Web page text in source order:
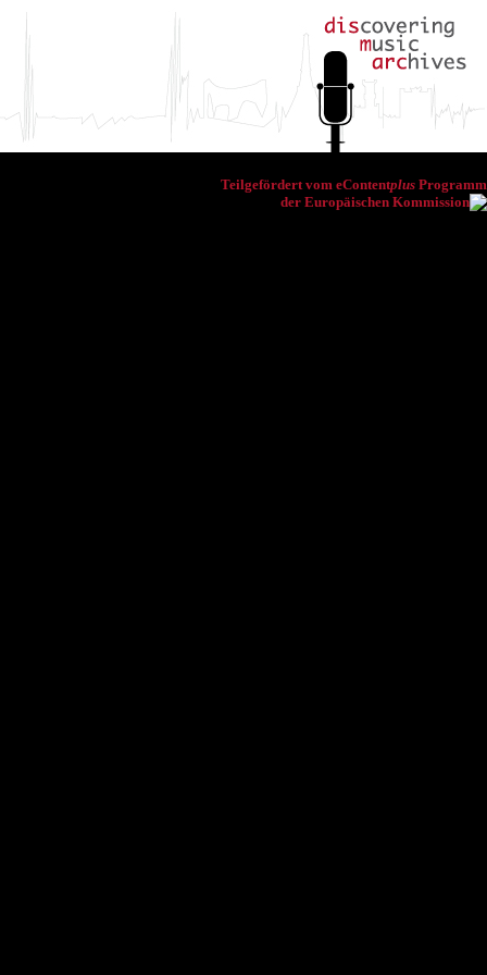
Teilgefördert vom eContentplus Programm
der Europäischen Kommission